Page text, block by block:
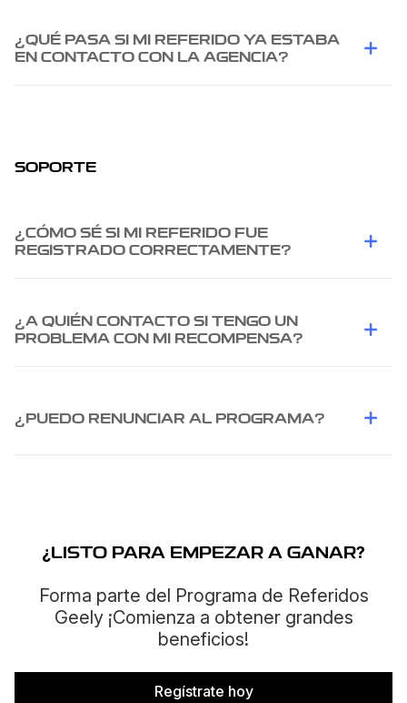
¿QUÉ PASA SI MI REFERIDO YA ESTABA
EN CONTACTO CON LA AGENCIA?
SOPORTE
¿CÓMO SÉ SI MI REFERIDO FUE
REGISTRADO CORRECTAMENTE?
¿A QUIÉN CONTACTO SI TENGO UN
PROBLEMA CON MI RECOMPENSA?
¿PUEDO RENUNCIAR AL PROGRAMA?
¿LISTO PARA EMPEZAR A GANAR?
Forma parte del Programa de Referidos
Geely ¡Comienza a obtener grandes
beneficios!
Regístrate hoy